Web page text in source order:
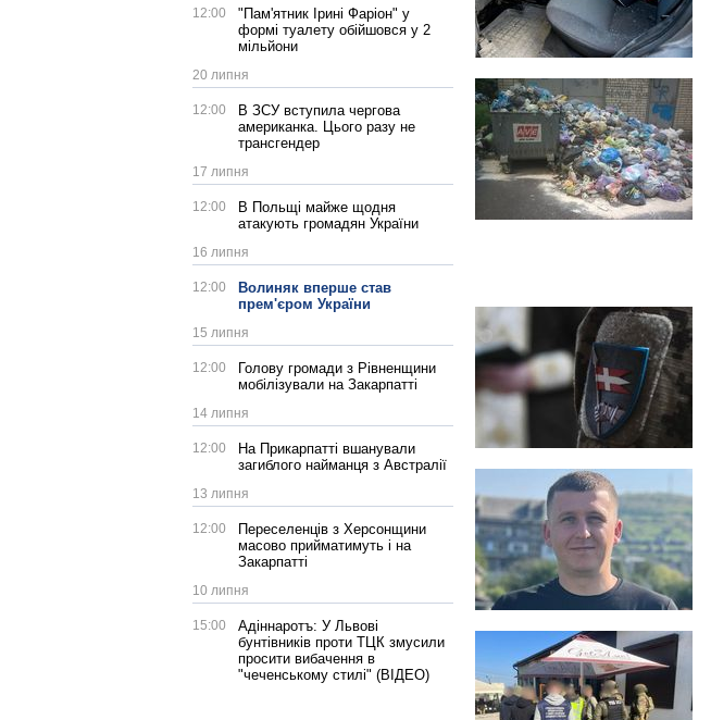
12:00
"Пам'ятник Ірині Фаріон" у
формі туалету обійшовся у 2
мільйони
20 липня
12:00
В ЗСУ вступила чергова
американка. Цього разу не
трансгендер
17 липня
12:00
В Польщі майже щодня
атакують громадян України
16 липня
12:00
Волиняк вперше став
прем'єром України
15 липня
12:00
Голову громади з Рівненщини
мобілізували на Закарпатті
14 липня
12:00
На Прикарпатті вшанували
загиблого найманця з Австралії
13 липня
12:00
Переселенців з Херсонщини
масово прийматимуть і на
Закарпатті
10 липня
15:00
Адіннаротъ: У Львові
бунтівників проти ТЦК змусили
просити вибачення в
"чеченському стилі" (ВІДЕО)